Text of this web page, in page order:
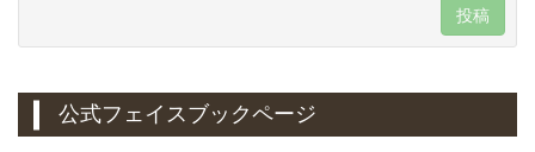
投稿
公式フェイスブックページ